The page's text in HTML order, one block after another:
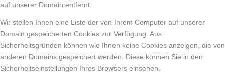
auf unserer Domain entfernt.
Wir stellen Ihnen eine Liste der von Ihrem Computer auf unserer
Domain gespeicherten Cookies zur Verfügung. Aus
Sicherheitsgründen können wie Ihnen keine Cookies anzeigen, die von
anderen Domains gespeichert werden. Diese können Sie in den
Sicherheitseinstellungen Ihres Browsers einsehen.